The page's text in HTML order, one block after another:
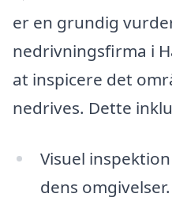
er en grundig
nedrivningsfirma i
at inspicere det
nedrives. Dette
Visuel
dens omgivelser.